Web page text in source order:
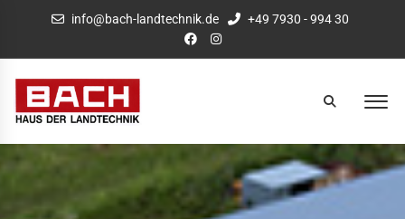
info@bach-landtechnik.de +49 7930 - 994 30